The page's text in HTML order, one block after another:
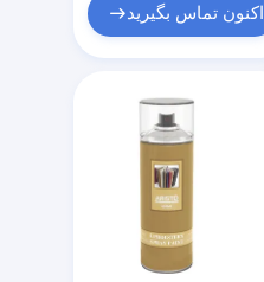
اکنون تماس بگیرید